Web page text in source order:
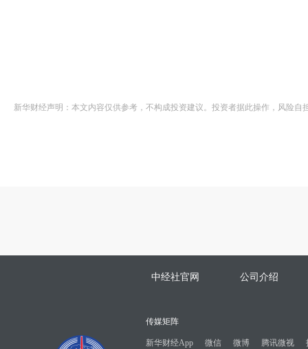
新华财经声明：本文内容仅供参考，不构成投资建议。投资者据此操作，风险自
中经社官网 公司介绍
传媒矩阵
新华财经App 微信 微博 腾讯微视